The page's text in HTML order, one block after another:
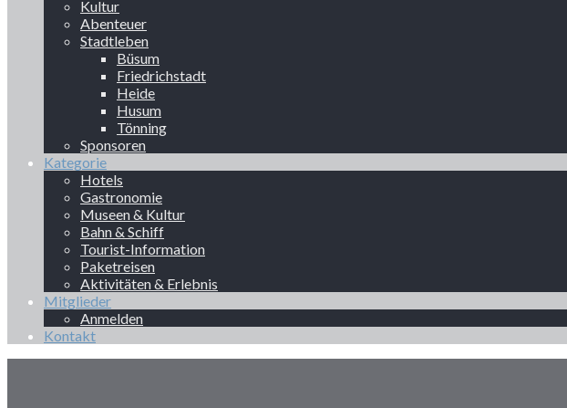
Kultur
Abenteuer
Stadtleben
Büsum
Friedrichstadt
Heide
Husum
Tönning
Sponsoren
Kategorie
Hotels
Gastronomie
Museen & Kultur
Bahn & Schiff
Tourist-Information
Paketreisen
Aktivitäten & Erlebnis
Mitglieder
Anmelden
Kontakt